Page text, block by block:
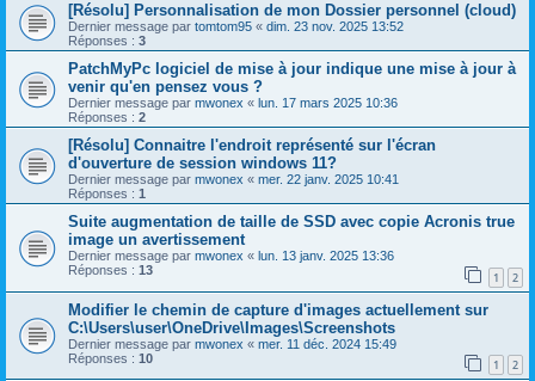
[Résolu] Personnalisation de mon Dossier personnel (cloud)
Dernier message par tomtom95 « dim. 23 nov. 2025 13:52
Réponses : 3
PatchMyPc logiciel de mise à jour indique une mise à jour à
venir qu'en pensez vous ?
Dernier message par mwonex « lun. 17 mars 2025 10:36
Réponses : 2
[Résolu] Connaitre l'endroit représenté sur l'écran
d'ouverture de session windows 11?
Dernier message par mwonex « mer. 22 janv. 2025 10:41
Réponses : 1
Suite augmentation de taille de SSD avec copie Acronis true
image un avertissement
Dernier message par mwonex « lun. 13 janv. 2025 13:36
Réponses : 13 1 2
Modifier le chemin de capture d'images actuellement sur
C:\Users\user\OneDrive\Images\Screenshots
Dernier message par mwonex « mer. 11 déc. 2024 15:49
Réponses : 10 1 2